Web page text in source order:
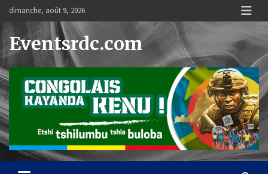
Skip
content
dimanche, août 9, 2026
Eventsrdc.com